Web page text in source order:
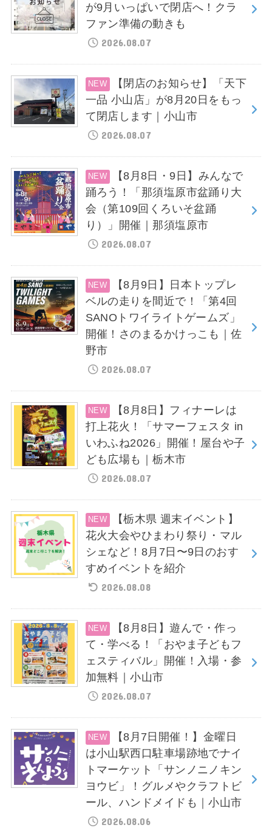
が9月いっぱいで閉店へ！クラ
ファン準備の動きも
2026.08.07
【閉店のお知らせ】「天下
一品 小山店」が8月20日をもっ
て閉店します｜小山市
2026.08.07
【8月8日・9日】みんなで
踊ろう！「那須塩原市盆踊り大
会（第109回くろいそ盆踊
り）」開催｜那須塩原市
2026.08.07
【8月9日】日本トップレ
ベルの走りを間近で！「第4回
SANOトワイライトゲームズ」
開催！さのまるかけっこも｜佐
野市
2026.08.07
【8月8日】フィナーレは
打上花火！「サマーフェスタ in
いわふね2026」開催！屋台や子
ども広場も｜栃木市
2026.08.07
【栃木県 週末イベント】
花火大会やひまわり祭り・マル
シェなど！8月7日〜9日のおす
すめイベントを紹介
2026.08.08
【8月8日】遊んで・作っ
て・学べる！「おやま子どもフ
ェスティバル」開催！入場・参
加無料｜小山市
2026.08.07
【8月7日開催！】金曜日
は小山駅西口駐車場跡地でナイ
トマーケット「サンノニノキン
ヨウビ」！グルメやクラフトビ
ール、ハンドメイドも｜小山市
2026.08.06